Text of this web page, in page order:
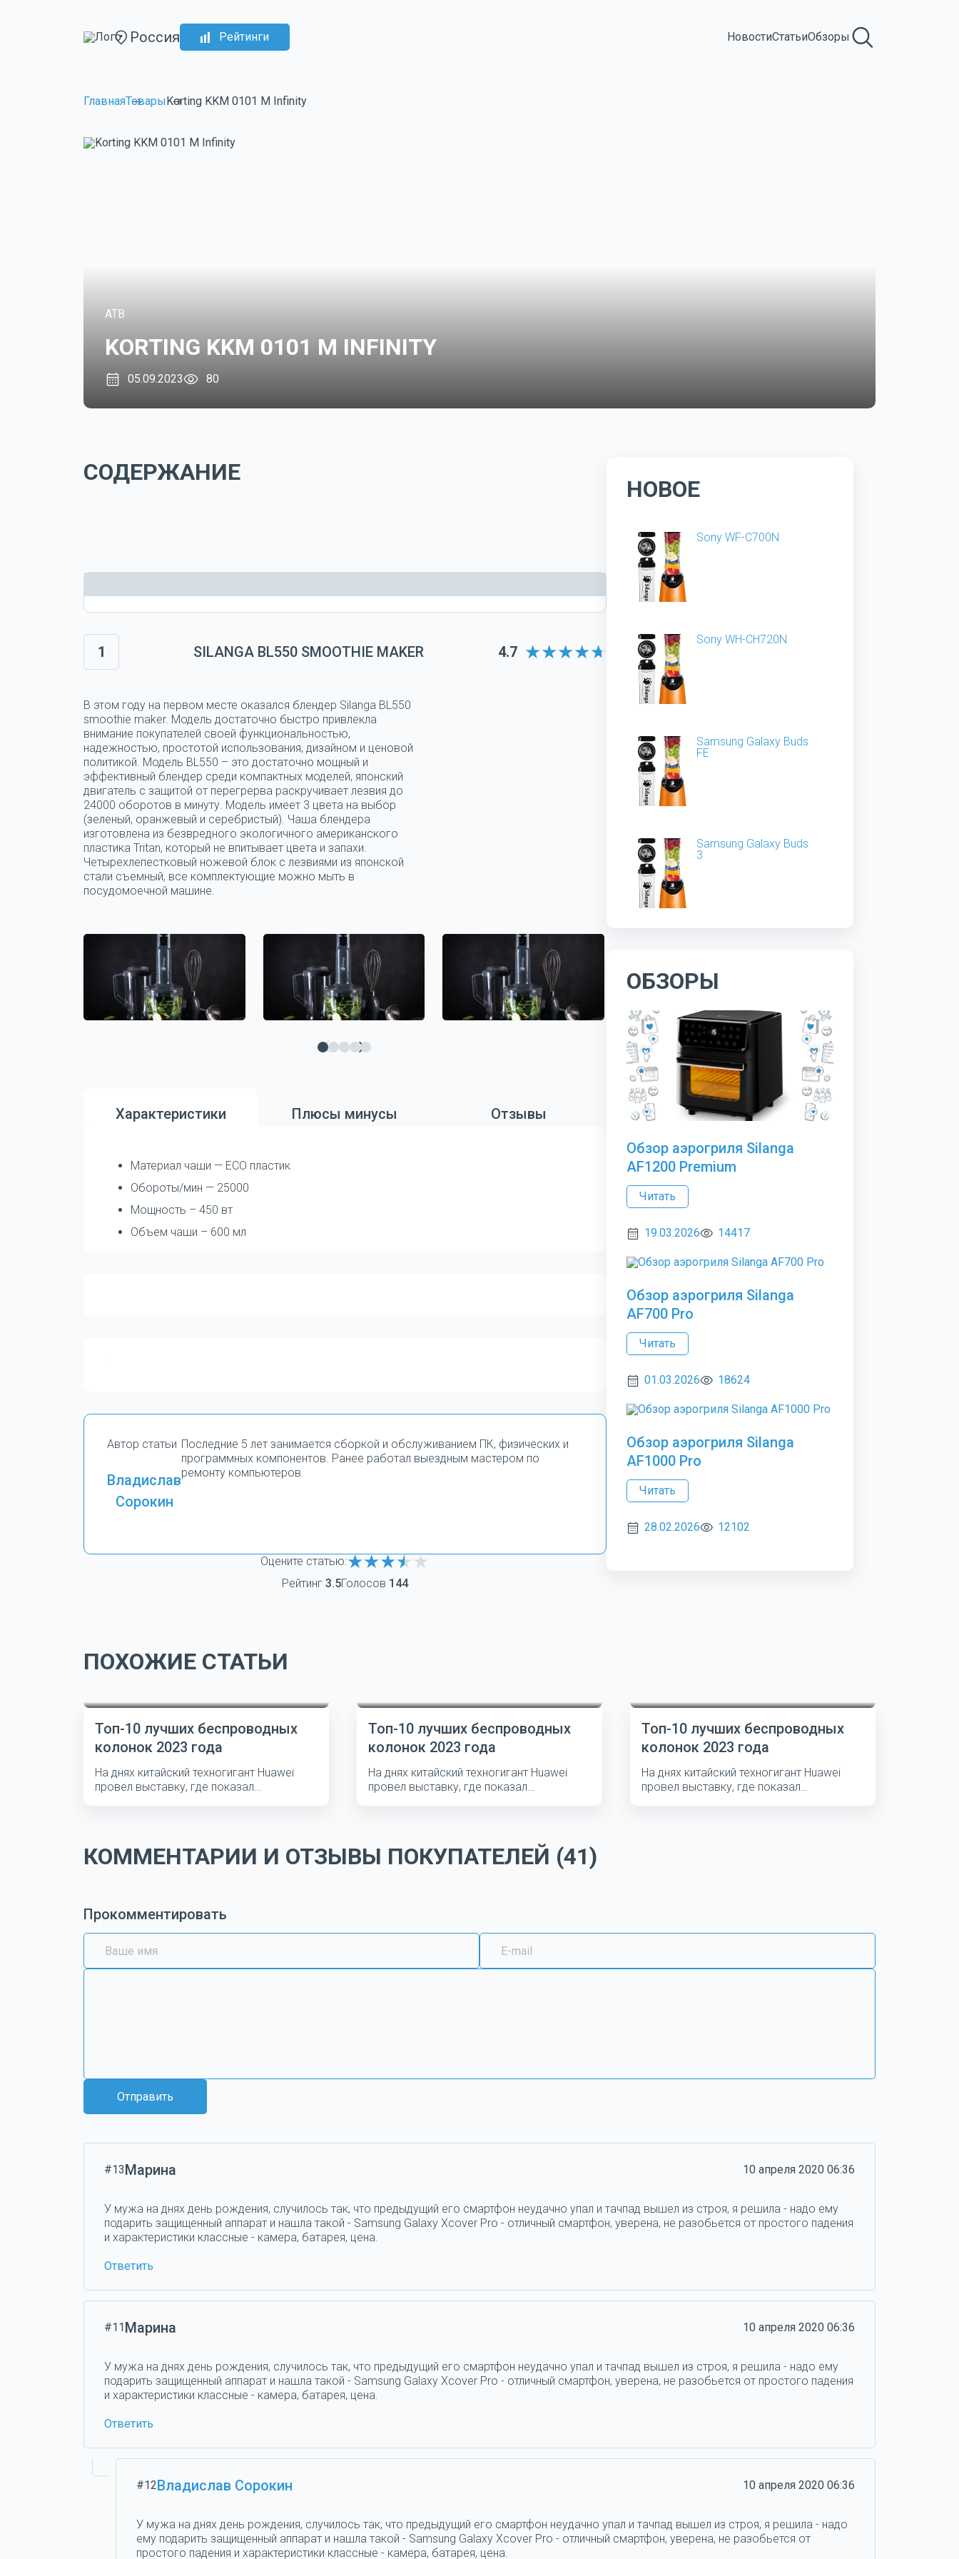
Россия Рейтинги НовостиСтатьиОбзоры
ГлавнаяТоварыKorting KKM 0101 M Infinity
ATB
KORTING KKM 0101 M INFINITY
05.09.2023 80
СОДЕРЖАНИЕ
1 SILANGA BL550 SMOOTHIE MAKER 4.7
В этом году на первом месте оказался блендер Silanga BL550
smoothie maker. Модель достаточно быстро привлекла
внимание покупателей своей функциональностью,
надежностью, простотой использования, дизайном и ценовой
политикой. Модель BL550 – это достаточно мощный и
эффективный блендер среди компактных моделей, японский
двигатель с защитой от перегрерва раскручивает лезвия до
24000 оборотов в минуту. Модель имеет 3 цвета на выбор
(зеленый, оранжевый и серебристый). Чаша блендера
изготовлена из безвредного экологичного американского
пластика Tritan, который не впитывает цвета и запахи.
Четырехлепестковый ножевой блок с лезвиями из японской
стали съемный, все комплектующие можно мыть в
посудомоечной машине.
Характеристики Плюсы минусы Отзывы
Материал чаши — ECO пластик
Обороты/мин — 25000
Мощность – 450 вт
Объем чаши – 600 мл
Автор статьи
Владислав
Сорокин
Последние 5 лет занимается сборкой и обслуживанием ПК, физических и
программных компонентов. Ранее работал выездным мастером по
ремонту компьютеров.
Оцените статью:
Рейтинг 3.5Голосов 144
НОВОЕ
Sony WF-C700N
Sony WH-CH720N
Samsung Galaxy Buds
FE
Samsung Galaxy Buds
3
ОБЗОРЫ
Обзор аэрогриля Silanga
AF1200 Premium
Читать
19.03.2026 14417
Обзор аэрогриля Silanga
AF700 Pro
Читать
01.03.2026 18624
Обзор аэрогриля Silanga
AF1000 Pro
Читать
28.02.2026 12102
ПОХОЖИЕ СТАТЬИ
Топ-10 лучших беспроводных
колонок 2023 года
На днях китайский техногигант Huawei
провел выставку, где показал
Топ-10 лучших беспроводных
колонок 2023 года
На днях китайский техногигант Huawei
провел выставку, где показал
Топ-10 лучших беспроводных
колонок 2023 года
На днях китайский техногигант Huawei
провел выставку, где показал
КОММЕНТАРИИ И ОТЗЫВЫ ПОКУПАТЕЛЕЙ (41)
Прокомментировать
Отправить
#13Марина 10 апреля 2020 06:36
У мужа на днях день рождения, случилось так, что предыдущий его смартфон неудачно упал и тачпад вышел из строя, я решила - надо ему
подарить защищенный аппарат и нашла такой - Samsung Galaxy Xcover Pro - отличный смартфон, уверена, не разобьется от простого падения
и характеристики классные - камера, батарея, цена.
Ответить
#11Марина 10 апреля 2020 06:36
У мужа на днях день рождения, случилось так, что предыдущий его смартфон неудачно упал и тачпад вышел из строя, я решила - надо ему
подарить защищенный аппарат и нашла такой - Samsung Galaxy Xcover Pro - отличный смартфон, уверена, не разобьется от простого падения
и характеристики классные - камера, батарея, цена.
Ответить
#12Владислав Сорокин 10 апреля 2020 06:36
У мужа на днях день рождения, случилось так, что предыдущий его смартфон неудачно упал и тачпад вышел из строя, я решила - надо
ему подарить защищенный аппарат и нашла такой - Samsung Galaxy Xcover Pro - отличный смартфон, уверена, не разобьется от
простого падения и характеристики классные - камера, батарея, цена.